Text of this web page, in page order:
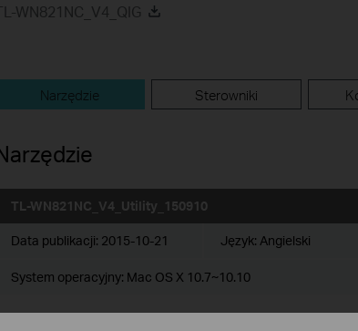
WN821NC_V4_QIG
Narzędzie Sterowniki
TL-WN821NC_V4_Utility_150910
Data publikacji: 2015-10-21 Język: Angielski
System operacyjny: Mac OS X 10.7~10.10